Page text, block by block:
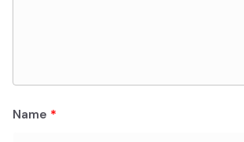
Name *